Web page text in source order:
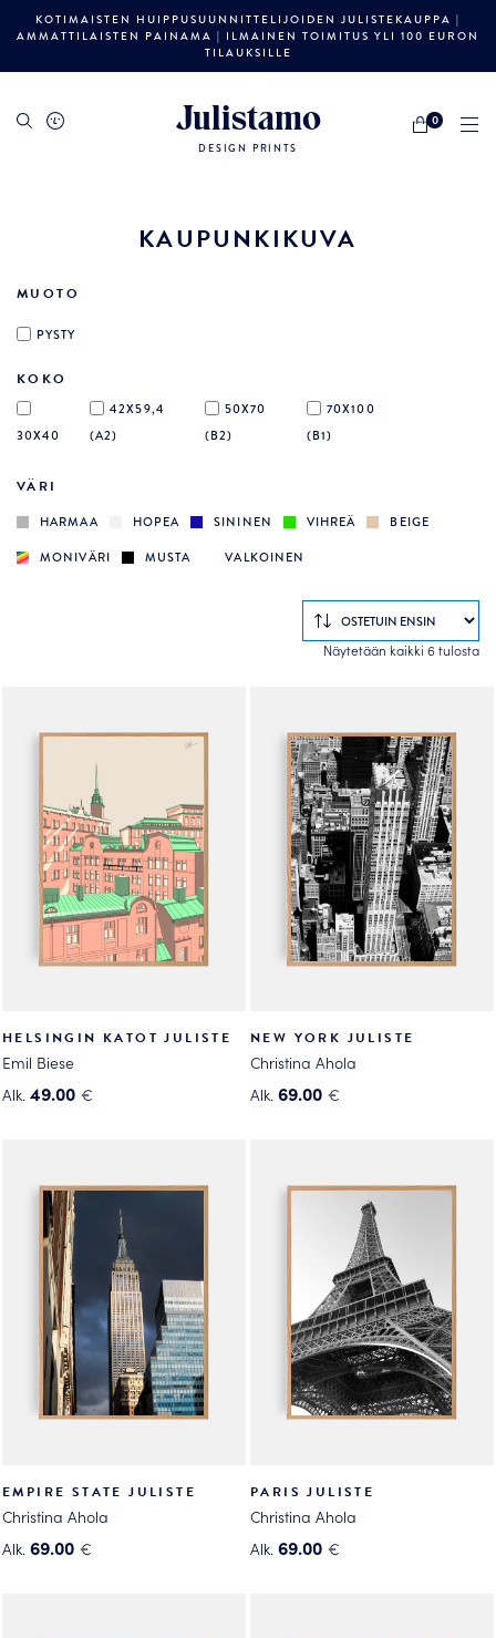
KOTIMAISTEN HUIPPUSUUNNITTELIJOIDEN JULISTEKAUPPA |
AMMATTILAISTEN PAINAMA | ILMAINEN TOIMITUS YLI 100 EURON
TILAUKSILLE
Julistamo
DESIGN PRINTS
0
KAUPUNKIKUVA
MUOTO
PYSTY
KOKO
30X40
42X59,4
(A2)
50X70
(B2)
70X100
(B1)
VÄRI
HARMAA HOPEA SININEN VIHREÄ
BEIGE
MONIVÄRI
MUSTA VALKOINEN
Näytetään kaikki 6 tulosta
HELSINGIN KATOT JULISTE
Emil Biese
Alk. 49.00 €
useampi
muunnelma.
tehdä
valinnat
tuotteen
sivulla.
NEW YORK JULISTE
Christina Ahola
Alk. 69.00 €
useampi
valinnat
tuotteen
sivulla.
EMPIRE STATE JULISTE
Christina Ahola
Alk. 69.00 €
PARIS JULISTE
Christina Ahola
Alk. 69.00 €